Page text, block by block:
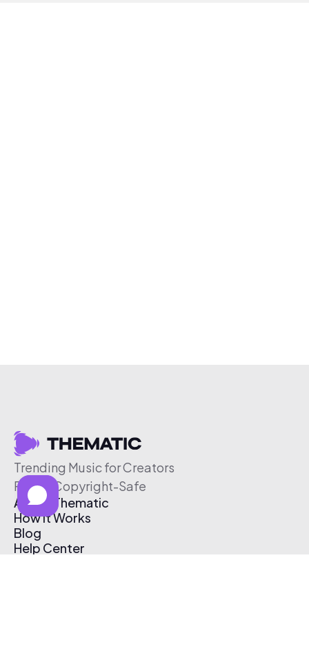
Trending Music for Creators
Free & Copyright-Safe
About Thematic
How It Works
Blog
Help Center